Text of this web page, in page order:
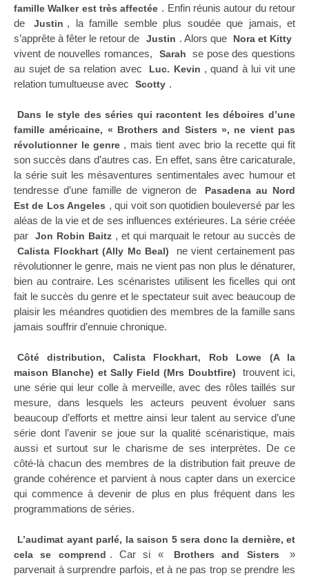
famille Walker est très affectée . Enfin réunis autour du retour
de
Justin , la famille semble plus soudée que jamais, et
s’apprête à fêter le retour de
Justin . Alors que Nora et Kitty
vivent de nouvelles romances, Sarah
se pose des questions
au sujet de sa relation avec
Luc. Kevin , quand à lui vit une
relation tumultueuse avec
Scotty .
Dans le style des séries qui racontent les déboires d’une
famille américaine, « Brothers and Sisters », ne vient pas
révolutionner le genre , mais tient avec brio la recette qui fit
son succès dans d’autres cas. En effet, sans être caricaturale,
la série suit les mésaventures sentimentales avec humour et
tendresse d’une famille de vigneron de
Pasadena au Nord
Est de Los Angeles , qui voit son quotidien bouleversé par les
aléas de la vie et de ses influences extérieures. La série créée
par
Jon Robin Baitz , et qui marquait le retour au succès de
Calista Flockhart (Ally Mc Beal)
ne vient certainement pas
révolutionner le genre, mais ne vient pas non plus le dénaturer,
bien au contraire. Les scénaristes utilisent les ficelles qui ont
fait le succès du genre et le spectateur suit avec beaucoup de
plaisir les méandres quotidien des membres de la famille sans
jamais souffrir d’ennuie chronique.
Côté distribution, Calista Flockhart, Rob Lowe (A la
maison Blanche) et Sally Field (Mrs Doubtfire)
trouvent ici,
une série qui leur colle à merveille, avec des rôles taillés sur
mesure, dans lesquels les acteurs peuvent évoluer sans
beaucoup d’efforts et mettre ainsi leur talent au service d’une
série dont l’avenir se joue sur la qualité scénaristique, mais
aussi et surtout sur le charisme de ses interprètes. De ce
côté-là chacun des membres de la distribution fait preuve de
grande cohérence et parvient à nous capter dans un exercice
qui commence à devenir de plus en plus fréquent dans les
programmations de séries.
L’audimat ayant parlé, la saison 5 sera donc la dernière, et
cela se comprend . Car si « Brothers and Sisters
»
parvenait à surprendre parfois, et à ne pas trop se prendre les